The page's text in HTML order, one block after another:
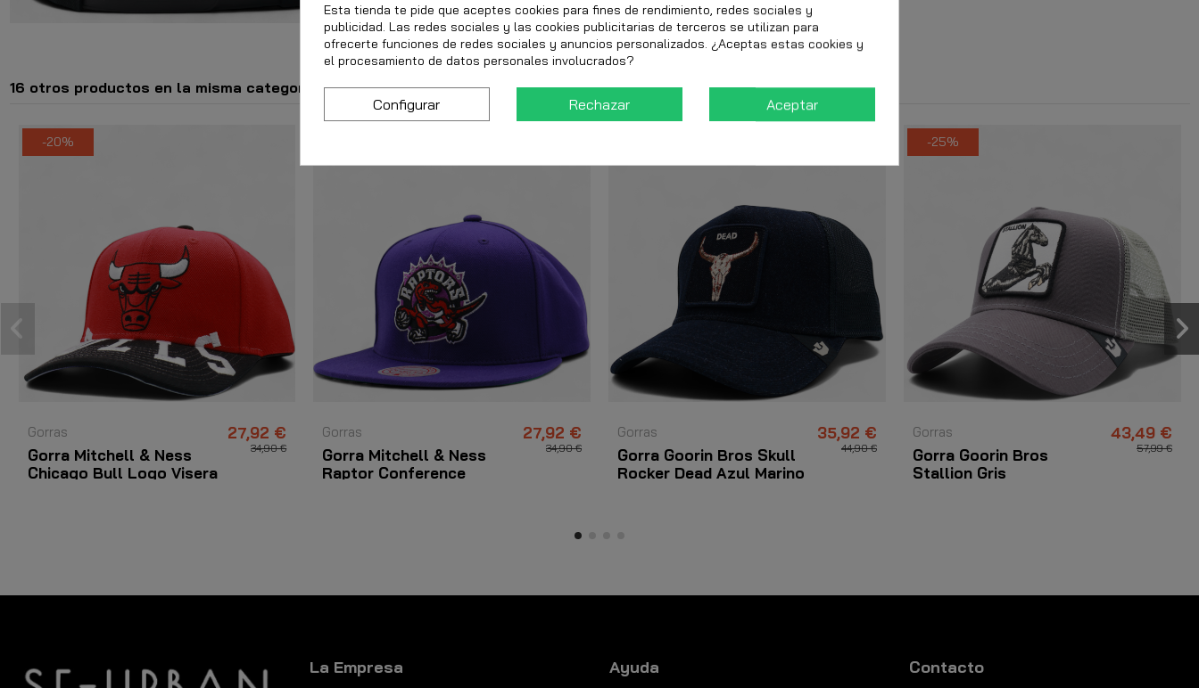
16 otros productos en la misma categoría:
-20%
Gorras
Gorra Mitchell & Ness
Chicago Bull Logo Visera
27,92 €
34,90 €
Gorras
Gorra Mitchell & Ness
Raptor Conference
27,92 €
34,90 €
Gorras
Gorra Goorin Bros Skull
Rocker Dead Azul Marino
35,92 €
44,90 €
-25%
Gorras
Gorra Goorin Bros
Stallion Gris
43,49 €
57,99 €
La Empresa Ayuda Contacto
Esta tienda te pide que aceptes cookies para fines de rendimiento, redes sociales y
publicidad. Las redes sociales y las cookies publicitarias de terceros se utilizan para
ofrecerte funciones de redes sociales y anuncios personalizados. ¿Aceptas estas cookies y
el procesamiento de datos personales involucrados?
Configurar Rechazar Aceptar